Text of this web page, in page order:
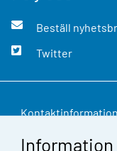
Beställ
Twitter
Respons